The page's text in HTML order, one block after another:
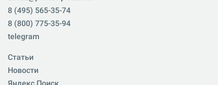
8 (495) 565-35-74
8 (800) 775-35-94
telegram
Статьи
Новости
Яндекс.Поиск